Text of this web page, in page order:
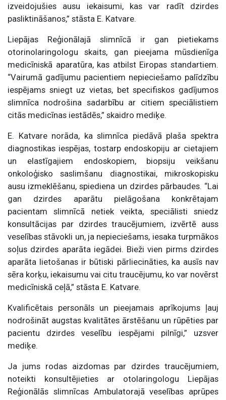
izveidojušies ausu iekaisumi, kas var radīt dzirdes
pasliktināšanos,” stāsta E. Katvare.
Liepājas Reģionālajā slimnīcā ir gan pietiekams
otorinolaringologu skaits, gan pieejama mūsdienīga
medicīniskā aparatūra, kas atbilst Eiropas standartiem.
“Vairumā gadījumu pacientiem nepieciešamo palīdzību
iespējams sniegt uz vietas, bet specifiskos gadījumos
slimnīca nodrošina sadarbību ar citiem speciālistiem
citās medicīnas iestādēs,” skaidro mediķe.
E. Katvare norāda, ka slimnīca piedāvā plaša spektra
diagnostikas iespējas, tostarp endoskopiju ar cietajiem
un elastīgajiem endoskopiem, biopsiju veikšanu
onkoloģisko saslimšanu diagnostikai, mikroskopisku
ausu izmeklēšanu, spiediena un dzirdes pārbaudes. “Lai
gan dzirdes aparātu pielāgošana konkrētajam
pacientam slimnīcā netiek veikta, speciālisti sniedz
konsultācijas par dzirdes traucējumiem, izvērtē auss
veselības stāvokli un, ja nepieciešams, iesaka turpmākos
soļus dzirdes aparāta iegādei. Bieži vien pirms dzirdes
aparāta lietošanas ir būtiski pārliecināties, ka ausīs nav
sēra korķu, iekaisumu vai citu traucējumu, ko var novērst
medicīniskā ceļā,” stāsta E. Katvare.
Kvalificētais personāls un pieejamais aprīkojums ļauj
nodrošināt augstas kvalitātes ārstēšanu un rūpēties par
pacientu dzirdes veselību iespējami pilnīgi,” uzsver
mediķe.
Ja jums rodas aizdomas par dzirdes traucējumiem,
noteikti konsultējieties ar otolaringologu Liepājas
Reģionālās slimnīcas Ambulatorajā veselības aprūpes